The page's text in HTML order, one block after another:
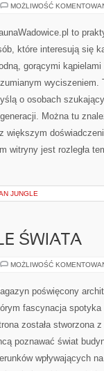
MOŻLIWOŚĆ
to
które interesują się
gorącymi
wyciszeniem.
o osobach
Można tu
większym
witryny jest rozległa
JUNGLE
ŚWIATA
MOŻLIWOŚĆ
poświęcony
fascynacja
została stworzona
poznawać świat
wpływających